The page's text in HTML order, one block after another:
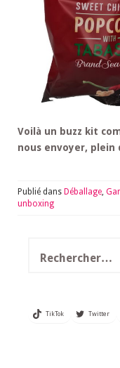
Voilà un buzz kit
nous envoyer, plein
Publié dans Déballage,
unboxing
TikTok Twitter